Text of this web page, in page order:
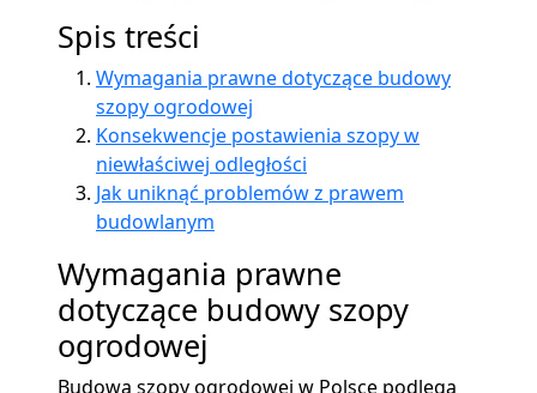
Spis treści
Wymagania prawne dotyczące budowy
szopy ogrodowej
Konsekwencje postawienia szopy w
niewłaściwej odległości
Jak uniknąć problemów z prawem
budowlanym
Wymagania prawne
dotyczące budowy szopy
ogrodowej
Budowa szopy ogrodowej w Polsce podlega